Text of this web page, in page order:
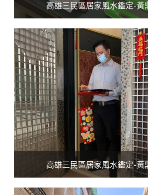
高雄三民區居家風水鑑定-黃
高雄三民區居家風水鑑定-黃